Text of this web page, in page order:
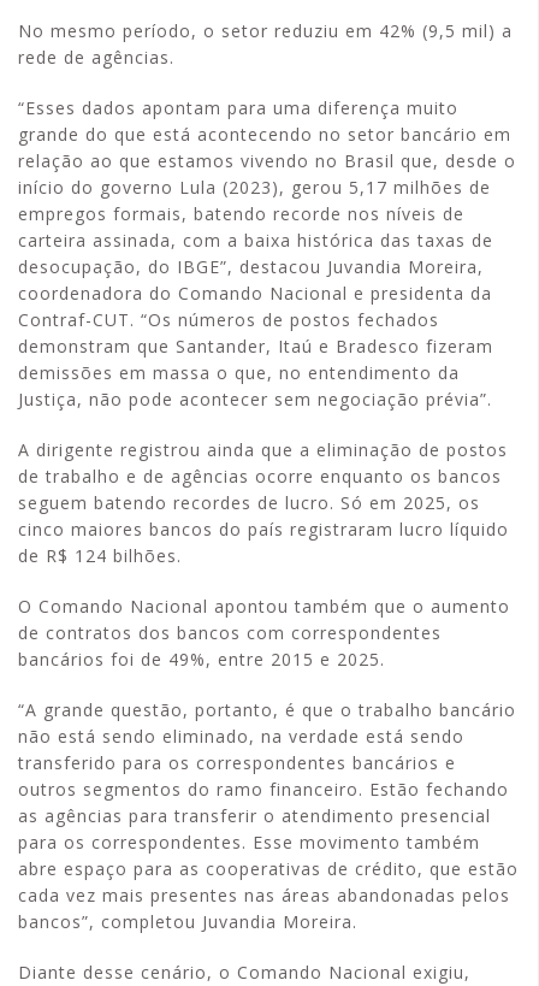
No mesmo período, o setor reduziu em 42% (9,5 mil) a
rede de agências.
“Esses dados apontam para uma diferença muito
grande do que está acontecendo no setor bancário em
relação ao que estamos vivendo no Brasil que, desde o
início do governo Lula (2023), gerou 5,17 milhões de
empregos formais, batendo recorde nos níveis de
carteira assinada, com a baixa histórica das taxas de
desocupação, do IBGE”, destacou Juvandia Moreira,
coordenadora do Comando Nacional e presidenta da
Contraf-CUT. “Os números de postos fechados
demonstram que Santander, Itaú e Bradesco fizeram
demissões em massa o que, no entendimento da
Justiça, não pode acontecer sem negociação prévia”.
A dirigente registrou ainda que a eliminação de postos
de trabalho e de agências ocorre enquanto os bancos
seguem batendo recordes de lucro. Só em 2025, os
cinco maiores bancos do país registraram lucro líquido
de R$ 124 bilhões.
O Comando Nacional apontou também que o aumento
de contratos dos bancos com correspondentes
bancários foi de 49%, entre 2015 e 2025.
“A grande questão, portanto, é que o trabalho bancário
não está sendo eliminado, na verdade está sendo
transferido para os correspondentes bancários e
outros segmentos do ramo financeiro. Estão fechando
as agências para transferir o atendimento presencial
para os correspondentes. Esse movimento também
abre espaço para as cooperativas de crédito, que estão
cada vez mais presentes nas áreas abandonadas pelos
bancos”, completou Juvandia Moreira.
Diante desse cenário, o Comando Nacional exigiu,